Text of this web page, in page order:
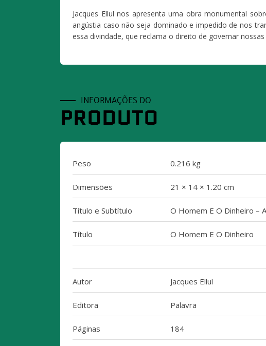
Jacques Ellul nos apresenta uma obra monumental
angústia caso não seja dominado e impedido de nos
essa divindade, que reclama o direito de governar
INFORMAÇÕES DO
PRODUTO
Peso 0.216 kg
Dimensões 21 × 14 × 1.20 cm
Título e Subtítulo O Homem E O Dinheiro –
Título O Homem E O Dinheiro
Autor Jacques Ellul
Editora Palavra
Páginas 184